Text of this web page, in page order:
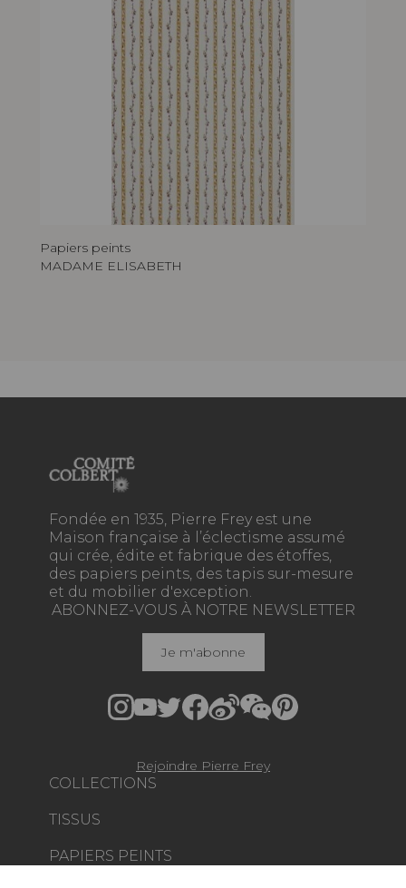
Papiers peints
MADAME ELISABETH
Fondée en 1935, Pierre Frey est une
Maison française à l’éclectisme assumé
qui crée, édite et fabrique des étoffes,
des papiers peints, des tapis sur-mesure
et du mobilier d'exception.
COLLECTIONS
TISSUS
PAPIERS PEINTS
ABONNEZ-VOUS À NOTRE NEWSLETTER
Je m'abonne
Rejoindre Pierre Frey